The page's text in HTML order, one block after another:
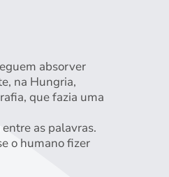
absorver
na Hungria,
que fazia uma
as palavras.
o humano fizer